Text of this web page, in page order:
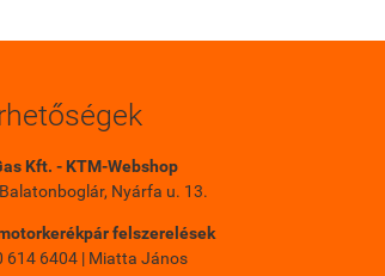
Kft. - KTM-Webshop
Nyárfa u. 13.
felszerelések
614 6404 | Miatta János